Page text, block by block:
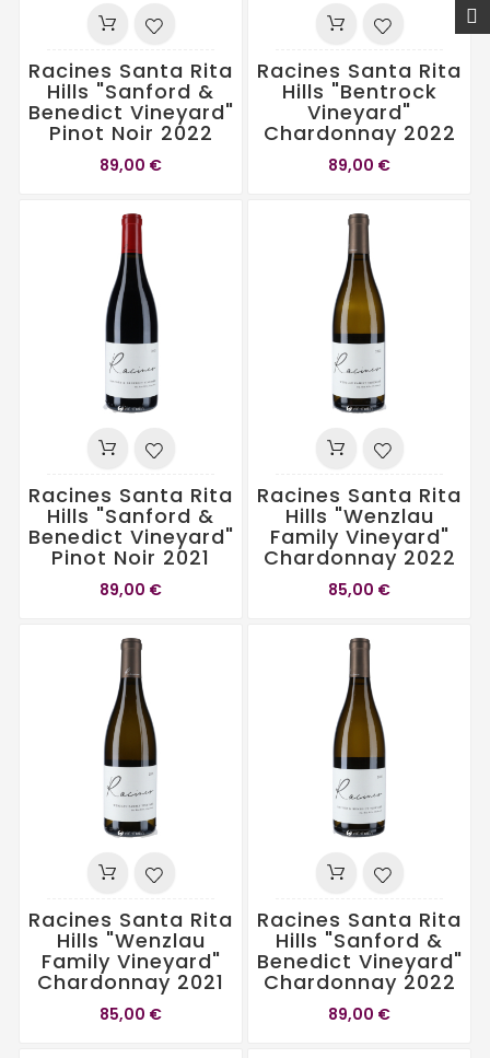
Racines Santa Rita
Hills "Sanford &
Benedict Vineyard"
Pinot Noir 2022
89,00 €
Racines Santa Rita
Hills "Bentrock
Vineyard"
Chardonnay 2022
89,00 €
Racines Santa Rita
Hills "Sanford &
Benedict Vineyard"
Pinot Noir 2021
89,00 €
Racines Santa Rita
Hills "Wenzlau
Family Vineyard"
Chardonnay 2022
85,00 €
Racines Santa Rita
Hills "Wenzlau
Family Vineyard"
Chardonnay 2021
85,00 €
Racines Santa Rita
Hills "Sanford &
Benedict Vineyard"
Chardonnay 2022
89,00 €